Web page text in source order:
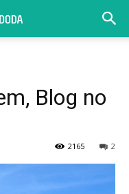
Blog no
2
2165